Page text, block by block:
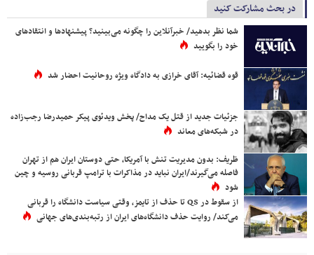
در بحث مشارکت کنید
شما نظر بدهید/ خبرآنلاین را چگونه می‌بینید؟ پیشنهادها و انتقادهای
خود را بگویید
قوه قضائیه: آقای خرازی به دادگاه ویژه روحانیت احضار شد
جزئیات جدید از قتل یک مداح/ پخش ویدئوی پیکر حمیدرضا رجب‌زاده
در شبکه‌های معاند
ظریف: بدون مدیریت تنش با آمریکا، حتی دوستان ایران هم از تهران
فاصله می‌گیرند/ایران نباید در مذاکرات با ترامپ قربانی روسیه و چین
شود
از سقوط در QS تا حذف از تایمز، وقتی سیاست دانشگاه را قربانی
می‌کند/ روایت حذف دانشگاه‌های ایران از رتبه‌بندی‌های جهانی